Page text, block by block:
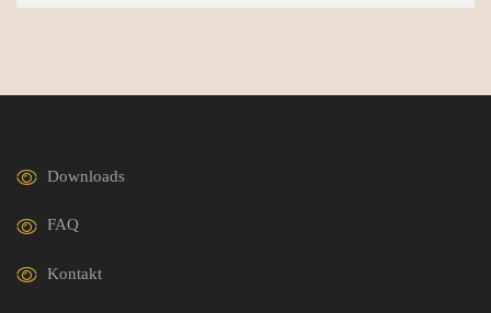
Downloads
FAQ
Kontakt